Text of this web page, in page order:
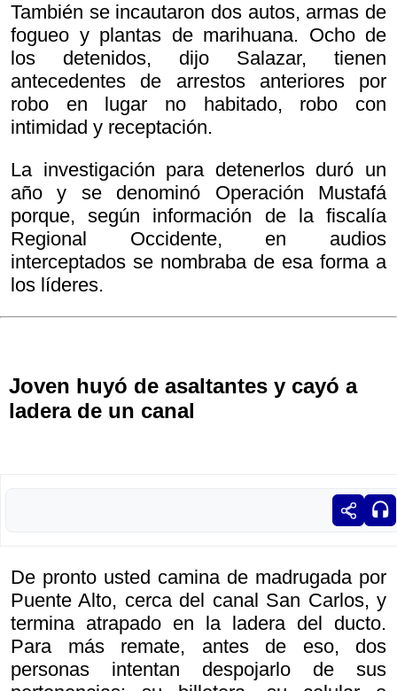
También se incautaron dos autos, armas de
fogueo y plantas de marihuana. Ocho de
los detenidos, dijo Salazar, tienen
antecedentes de arrestos anteriores por
robo en lugar no habitado, robo con
intimidad y receptación.
La investigación para detenerlos duró un
año y se denominó Operación Mustafá
porque, según información de la fiscalía
Regional Occidente, en audios
interceptados se nombraba de esa forma a
los líderes.
Joven huyó de asaltantes y cayó a
ladera de un canal
De pronto usted camina de madrugada por
Puente Alto, cerca del canal San Carlos, y
termina atrapado en la ladera del ducto.
Para más remate, antes de eso, dos
personas intentan despojarlo de sus